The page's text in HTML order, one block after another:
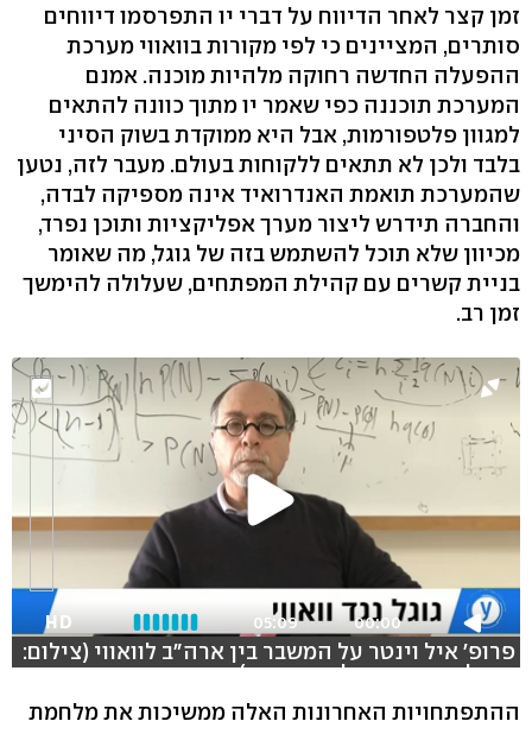
זמן קצר לאחר הדיווח על דברי יו התפרסמו דיווחים
סותרים, המציינים כי לפי מקורות בוואווי מערכת
ההפעלה החדשה רחוקה מלהיות מוכנה. אמנם
המערכת תוכננה כפי שאמר יו מתוך כוונה להתאים
למגוון פלטפורמות, אבל היא ממוקדת בשוק הסיני
בלבד ולכן לא תתאים ללקוחות בעולם. מעבר לזה, נטען
שהמערכת תואמת האנדרואיד אינה מספיקה לבדה,
והחברה תידרש ליצור מערך אפליקציות ותוכן נפרד,
מכיוון שלא תוכל להשתמש בזה של גוגל, מה שאומר
בניית קשרים עם קהילת המפתחים, שעלולה להימשך
זמן רב.
00:00
05:09
HD
פרופ' איל וינטר על המשבר בין ארה"ב לוואווי (צילום:
שמוליק דודפור, אלכס גמבורג)
ההתפתחויות האחרונות האלה ממשיכות את מלחמת